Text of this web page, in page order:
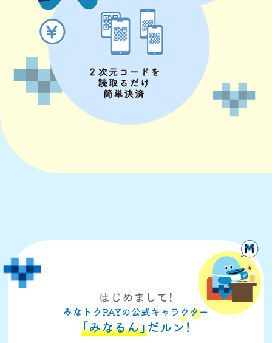
はじめまして！
みなトクPAYの公式キャラクター
「みなるん」だルン！